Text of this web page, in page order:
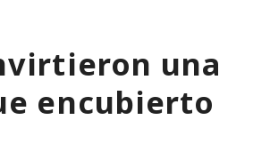
una
encubierto